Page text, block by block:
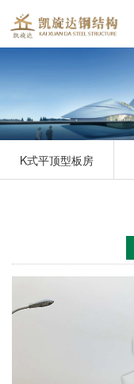
K式平顶型板房